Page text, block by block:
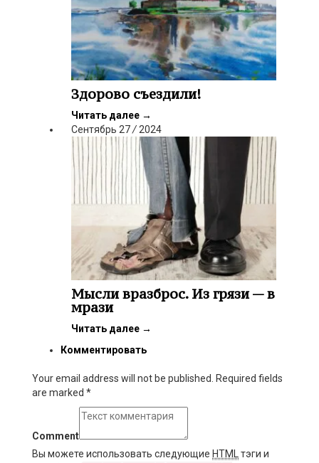
Здорово съездили!
Читать далее →
Сентябрь 27/ 2024
Мысли вразброс. Из грязи — в
мрази
Читать далее →
Комментировать
Your email address will not be published. Required fields
are marked *
Comment
Вы можете использовать следующие HTML
тэги и